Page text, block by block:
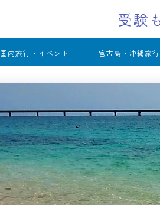
受験
国内旅行・イベント 宮古島・沖縄旅行